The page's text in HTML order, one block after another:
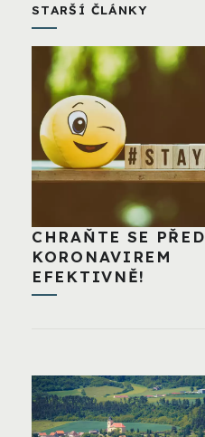
STARŠÍ ČLÁNKY
CHRAŇTE SE PŘED
KORONAVIREM
EFEKTIVNĚ!